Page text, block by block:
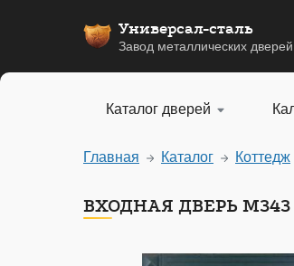
Универсал-сталь
Завод металлических дверей
Каталог дверей
Главная Каталог Коттедж
ВХОДНАЯ ДВЕРЬ М343